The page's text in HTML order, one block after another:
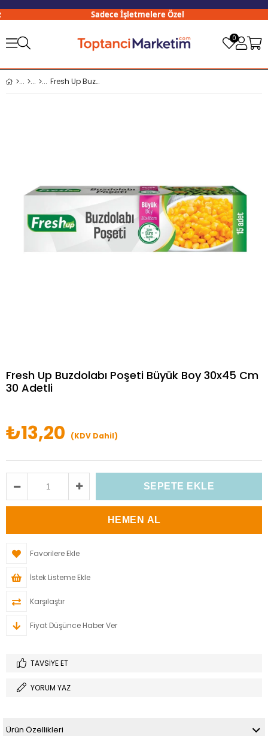
Sadece İşletmelere Özel
0
Fresh Up Buzdolabı Poşeti Büyük Boy 30x45 Cm 30 Adetli
Fresh Up Buzdolabı Poşeti Büyük Boy 30x45 Cm
30 Adetli
₺13,20 (KDV Dahil)
Favorilere Ekle
İstek Listeme Ekle
Karşılaştır
Fiyat Düşünce Haber Ver
TAVSIYE ET
YORUM YAZ
Ürün Özellikleri